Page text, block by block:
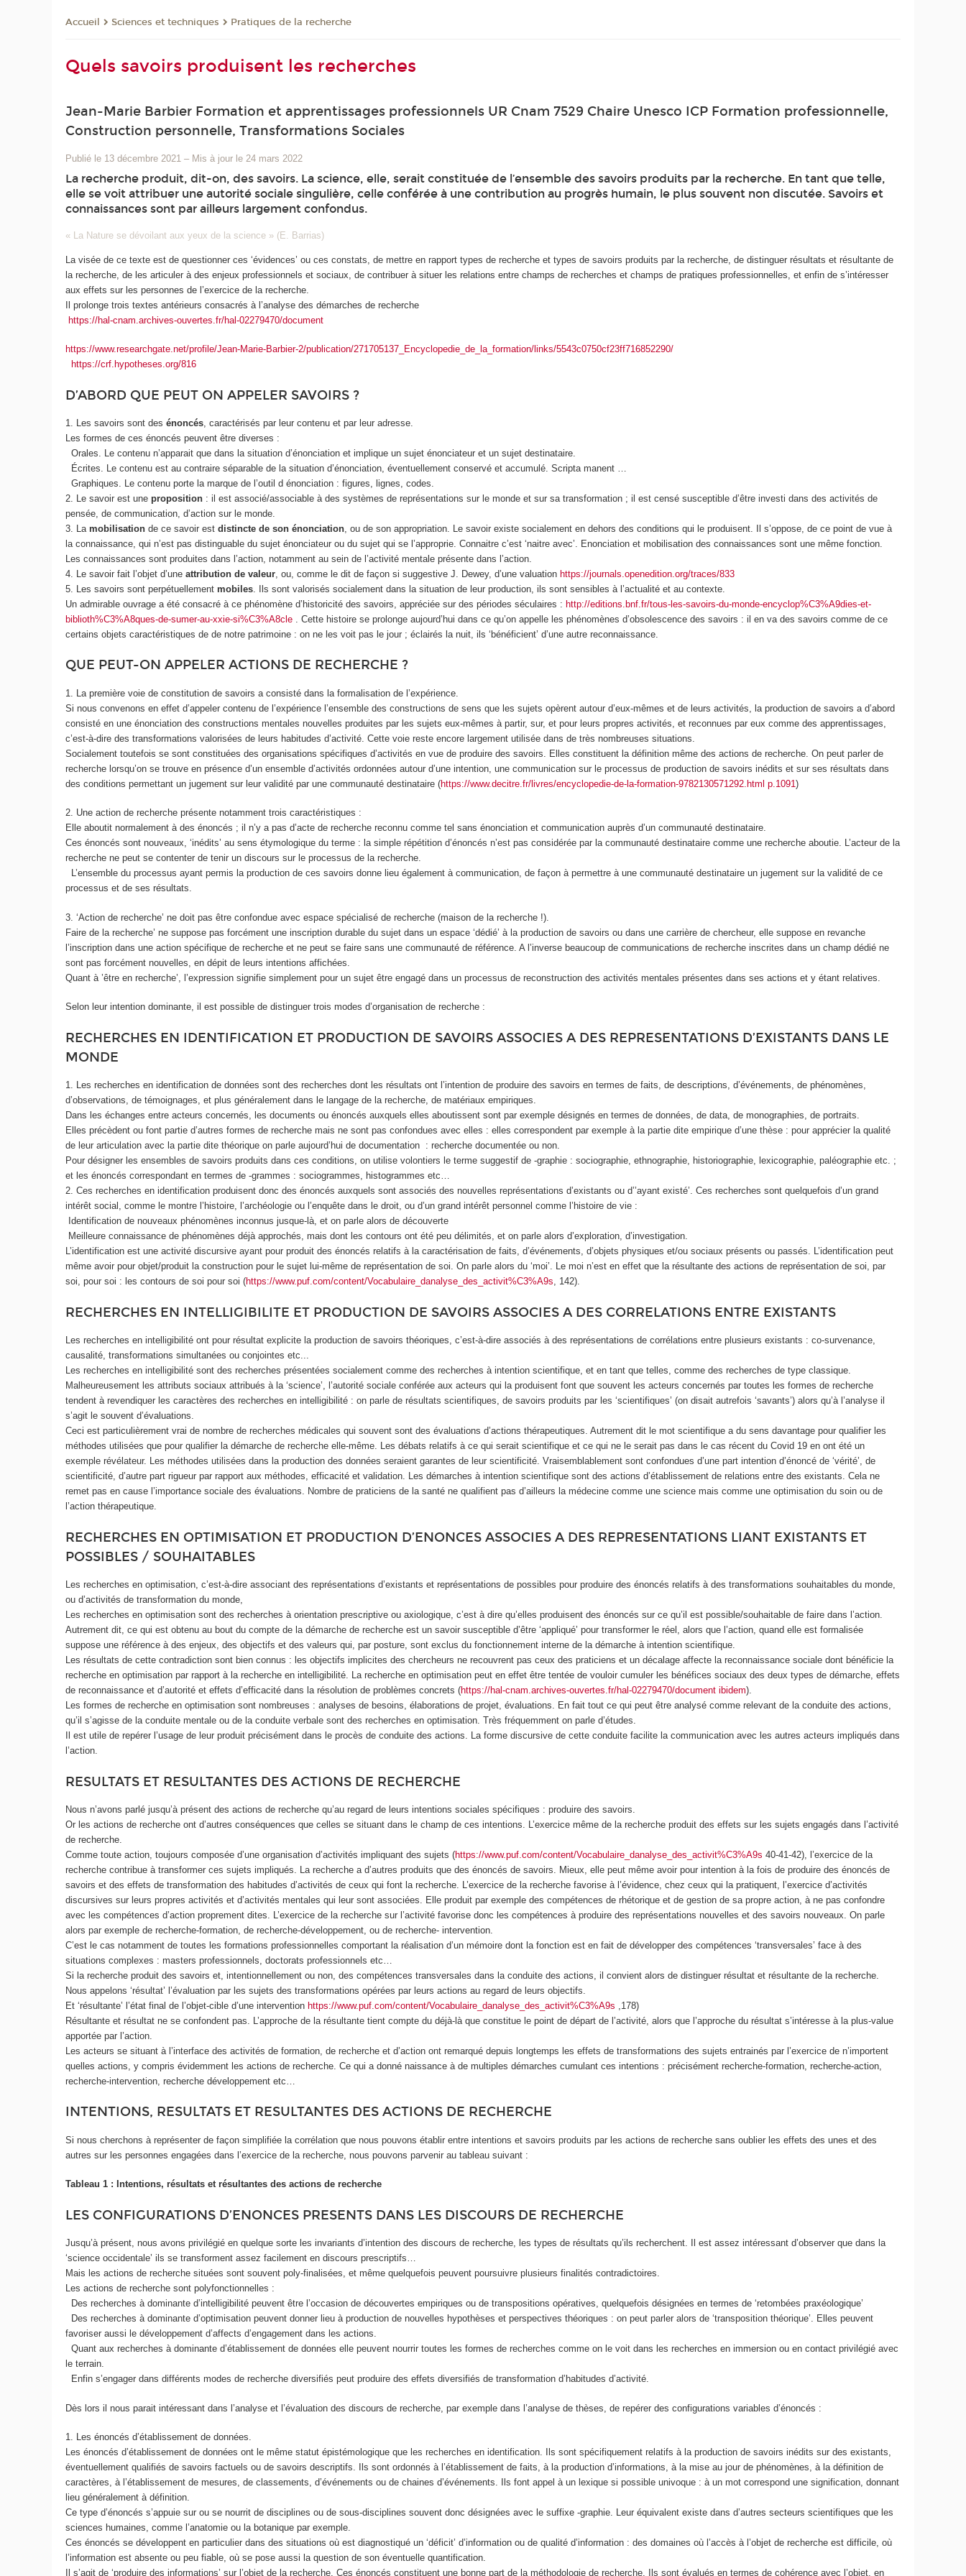
Accueil Sciences et techniques Pratiques de la recherche
Quels savoirs produisent les recherches
Jean-Marie Barbier Formation et apprentissages professionnels UR Cnam 7529 Chaire Unesco ICP Formation professionnelle,
Construction personnelle, Transformations Sociales
Publié le 13 décembre 2021 – Mis à jour le 24 mars 2022
La recherche produit, dit-on, des savoirs. La science, elle, serait constituée de l’ensemble des savoirs produits par la recherche. En tant que telle,
elle se voit attribuer une autorité sociale singulière, celle conférée à une contribution au progrès humain, le plus souvent non discutée. Savoirs et
connaissances sont par ailleurs largement confondus.
« La Nature se dévoilant aux yeux de la science » (E. Barrias)
La visée de ce texte est de questionner ces ‘évidences’ ou ces constats, de mettre en rapport types de recherche et types de savoirs produits par la recherche, de distinguer résultats et résultante de
la recherche, de les articuler à des enjeux professionnels et sociaux, de contribuer à situer les relations entre champs de recherches et champs de pratiques professionnelles, et enfin de s’intéresser
aux effets sur les personnes de l’exercice de la recherche.
Il prolonge trois textes antérieurs consacrés à l’analyse des démarches de recherche
https://hal-cnam.archives-ouvertes.fr/hal-02279470/document
https://www.researchgate.net/profile/Jean-Marie-Barbier-2/publication/271705137_Encyclopedie_de_la_formation/links/5543c0750cf23ff716852290/
https://crf.hypotheses.org/816
D’ABORD QUE PEUT ON APPELER SAVOIRS ?
1. Les savoirs sont desénoncés , caractérisés par leur contenu et par leur adresse.
Les formes de ces énoncés peuvent être diverses :
Orales. Le contenu n’apparait que dans la situation d’énonciation et implique un sujet énonciateur et un sujet destinataire.
Écrites. Le contenu est au contraire séparable de la situation d’énonciation, éventuellement conservé et accumulé. Scripta manent …
Graphiques. Le contenu porte la marque de l’outil d énonciation : figures, lignes, codes.
2. Le savoir est une proposition : il est associé/associable à des systèmes de représentations sur le monde et sur sa transformation ; il est censé susceptible d’être investi dans des activités de
pensée, de communication, d’action sur le monde.
3. Lamobilisation de ce savoir estdistincte de son énonciation , ou de son appropriation. Le savoir existe socialement en dehors des conditions qui le produisent. Il s’oppose, de ce point de vue à
la connaissance, qui n’est pas distinguable du sujet énonciateur ou du sujet qui se l’approprie. Connaitre c’est ‘naitre avec’. Enonciation et mobilisation des connaissances sont une même fonction.
Les connaissances sont produites dans l’action, notamment au sein de l’activité mentale présente dans l’action.
4. Le savoir fait l’objet d’uneattribution de valeur , ou, comme le dit de façon si suggestive J. Dewey, d’une valuation https://journals.openedition.org/traces/833
5. Les savoirs sont perpétuellementmobiles . Ils sont valorisés socialement dans la situation de leur production, ils sont sensibles à l’actualité et au contexte.
Un admirable ouvrage a été consacré à ce phénomène d’historicité des savoirs, appréciée sur des périodes séculaires : http://editions.bnf.fr/tous-les-savoirs-du-monde-encyclop%C3%A9dies-et-
biblioth%C3%A8ques-de-sumer-au-xxie-si%C3%A8cle . Cette histoire se prolonge aujourd’hui dans ce qu’on appelle les phénomènes d’obsolescence des savoirs : il en va des savoirs comme de ce
certains objets caractéristiques de de notre patrimoine : on ne les voit pas le jour ; éclairés la nuit, ils ‘bénéficient’ d’une autre reconnaissance.
QUE PEUT-ON APPELER ACTIONS DE RECHERCHE ?
1. La première voie de constitution de savoirs a consisté dans la formalisation de l’expérience.
Si nous convenons en effet d’appeler contenu de l’expérience l’ensemble des constructions de sens que les sujets opèrent autour d’eux-mêmes et de leurs activités, la production de savoirs a d’abord
consisté en une énonciation des constructions mentales nouvelles produites par les sujets eux-mêmes à partir, sur, et pour leurs propres activités, et reconnues par eux comme des apprentissages,
c’est-à-dire des transformations valorisées de leurs habitudes d’activité. Cette voie reste encore largement utilisée dans de très nombreuses situations.
Socialement toutefois se sont constituées des organisations spécifiques d’activités en vue de produire des savoirs. Elles constituent la définition même des actions de recherche. On peut parler de
recherche lorsqu’on se trouve en présence d’un ensemble d’activités ordonnées autour d’une intention, une communication sur le processus de production de savoirs inédits et sur ses résultats dans
des conditions permettant un jugement sur leur validité par une communauté destinataire (https://www.decitre.fr/livres/encyclopedie-de-la-formation-9782130571292.html p.1091)
2. Une action de recherche présente notamment trois caractéristiques :
Elle aboutit normalement à des énoncés ; il n’y a pas d’acte de recherche reconnu comme tel sans énonciation et communication auprès d’un communauté destinataire.
Ces énoncés sont nouveaux, ‘inédits’ au sens étymologique du terme : la simple répétition d’énoncés n’est pas considérée par la communauté destinataire comme une recherche aboutie. L’acteur de la
recherche ne peut se contenter de tenir un discours sur le processus de la recherche.
L’ensemble du processus ayant permis la production de ces savoirs donne lieu également à communication, de façon à permettre à une communauté destinataire un jugement sur la validité de ce
processus et de ses résultats.
3. ‘Action de recherche’ ne doit pas être confondue avec espace spécialisé de recherche (maison de la recherche !).
Faire de la recherche’ ne suppose pas forcément une inscription durable du sujet dans un espace ‘dédié’ à la production de savoirs ou dans une carrière de chercheur, elle suppose en revanche
l’inscription dans une action spécifique de recherche et ne peut se faire sans une communauté de référence. A l’inverse beaucoup de communications de recherche inscrites dans un champ dédié ne
sont pas forcément nouvelles, en dépit de leurs intentions affichées.
Quant à ’être en recherche’, l’expression signifie simplement pour un sujet être engagé dans un processus de reconstruction des activités mentales présentes dans ses actions et y étant relatives.
Selon leur intention dominante, il est possible de distinguer trois modes d’organisation de recherche :
RECHERCHES EN IDENTIFICATION ET PRODUCTION DE SAVOIRS ASSOCIES A DES REPRESENTATIONS D’EXISTANTS DANS LE
MONDE
1. Les recherches en identification de données sont des recherches dont les résultats ont l’intention de produire des savoirs en termes de faits, de descriptions, d’événements, de phénomènes,
d’observations, de témoignages, et plus généralement dans le langage de la recherche, de matériaux empiriques.
Dans les échanges entre acteurs concernés, les documents ou énoncés auxquels elles aboutissent sont par exemple désignés en termes de données, de data, de monographies, de portraits.
Elles précèdent ou font partie d’autres formes de recherche mais ne sont pas confondues avec elles : elles correspondent par exemple à la partie dite empirique d’une thèse : pour apprécier la qualité
de leur articulation avec la partie dite théorique on parle aujourd’hui de documentation : recherche documentée ou non.
Pour désigner les ensembles de savoirs produits dans ces conditions, on utilise volontiers le terme suggestif de -graphie : sociographie, ethnographie, historiographie, lexicographie, paléographie etc. ;
et les énoncés correspondant en termes de -grammes : sociogrammes, histogrammes etc…
2. Ces recherches en identification produisent donc des énoncés auxquels sont associés des nouvelles représentations d’existants ou d’’ayant existé’. Ces recherches sont quelquefois d’un grand
intérêt social, comme le montre l’histoire, l’archéologie ou l’enquête dans le droit, ou d’un grand intérêt personnel comme l’histoire de vie :
Identification de nouveaux phénomènes inconnus jusque-là, et on parle alors de découverte
Meilleure connaissance de phénomènes déjà approchés, mais dont les contours ont été peu délimités, et on parle alors d’exploration, d’investigation.
L’identification est une activité discursive ayant pour produit des énoncés relatifs à la caractérisation de faits, d’événements, d’objets physiques et/ou sociaux présents ou passés. L’identification peut
même avoir pour objet/produit la construction pour le sujet lui-même de représentation de soi. On parle alors du ‘moi’. Le moi n’est en effet que la résultante des actions de représentation de soi, par
soi, pour soi : les contours de soi pour soi (https://www.puf.com/content/Vocabulaire_danalyse_des_activit%C3%A9s, 142).
RECHERCHES EN INTELLIGIBILITE ET PRODUCTION DE SAVOIRS ASSOCIES A DES CORRELATIONS ENTRE EXISTANTS
Les recherches en intelligibilité ont pour résultat explicite la production de savoirs théoriques, c’est-à-dire associés à des représentations de corrélations entre plusieurs existants : co-survenance,
causalité, transformations simultanées ou conjointes etc...
Les recherches en intelligibilité sont des recherches présentées socialement comme des recherches à intention scientifique, et en tant que telles, comme des recherches de type classique.
Malheureusement les attributs sociaux attribués à la ‘science’, l’autorité sociale conférée aux acteurs qui la produisent font que souvent les acteurs concernés par toutes les formes de recherche
tendent à revendiquer les caractères des recherches en intelligibilité : on parle de résultats scientifiques, de savoirs produits par les ‘scientifiques’ (on disait autrefois ‘savants’) alors qu’à l’analyse il
s’agit le souvent d’évaluations.
Ceci est particulièrement vrai de nombre de recherches médicales qui souvent sont des évaluations d’actions thérapeutiques. Autrement dit le mot scientifique a du sens davantage pour qualifier les
méthodes utilisées que pour qualifier la démarche de recherche elle-même. Les débats relatifs à ce qui serait scientifique et ce qui ne le serait pas dans le cas récent du Covid 19 en ont été un
exemple révélateur. Les méthodes utilisées dans la production des données seraient garantes de leur scientificité. Vraisemblablement sont confondues d’une part intention d’énoncé de ‘vérité’, de
scientificité, d’autre part rigueur par rapport aux méthodes, efficacité et validation. Les démarches à intention scientifique sont des actions d’établissement de relations entre des existants. Cela ne
remet pas en cause l’importance sociale des évaluations. Nombre de praticiens de la santé ne qualifient pas d’ailleurs la médecine comme une science mais comme une optimisation du soin ou de
l’action thérapeutique.
RECHERCHES EN OPTIMISATION ET PRODUCTION D’ENONCES ASSOCIES A DES REPRESENTATIONS LIANT EXISTANTS ET
POSSIBLES / SOUHAITABLES
Les recherches en optimisation, c’est-à-dire associant des représentations d’existants et représentations de possibles pour produire des énoncés relatifs à des transformations souhaitables du monde,
ou d’activités de transformation du monde,
Les recherches en optimisation sont des recherches à orientation prescriptive ou axiologique, c’est à dire qu’elles produisent des énoncés sur ce qu’il est possible/souhaitable de faire dans l’action.
Autrement dit, ce qui est obtenu au bout du compte de la démarche de recherche est un savoir susceptible d’être ‘appliqué’ pour transformer le réel, alors que l’action, quand elle est formalisée
suppose une référence à des enjeux, des objectifs et des valeurs qui, par posture, sont exclus du fonctionnement interne de la démarche à intention scientifique.
Les résultats de cette contradiction sont bien connus : les objectifs implicites des chercheurs ne recouvrent pas ceux des praticiens et un décalage affecte la reconnaissance sociale dont bénéficie la
recherche en optimisation par rapport à la recherche en intelligibilité. La recherche en optimisation peut en effet être tentée de vouloir cumuler les bénéfices sociaux des deux types de démarche, effets
de reconnaissance et d’autorité et effets d’efficacité dans la résolution de problèmes concrets (https://hal-cnam.archives-ouvertes.fr/hal-02279470/document ibidem).
Les formes de recherche en optimisation sont nombreuses : analyses de besoins, élaborations de projet, évaluations. En fait tout ce qui peut être analysé comme relevant de la conduite des actions,
qu’il s’agisse de la conduite mentale ou de la conduite verbale sont des recherches en optimisation. Très fréquemment on parle d’études.
Il est utile de repérer l’usage de leur produit précisément dans le procès de conduite des actions. La forme discursive de cette conduite facilite la communication avec les autres acteurs impliqués dans
l’action.
RESULTATS ET RESULTANTES DES ACTIONS DE RECHERCHE
Nous n’avons parlé jusqu’à présent des actions de recherche qu’au regard de leurs intentions sociales spécifiques : produire des savoirs.
Or les actions de recherche ont d’autres conséquences que celles se situant dans le champ de ces intentions. L’exercice même de la recherche produit des effets sur les sujets engagés dans l’activité
de recherche.
Comme toute action, toujours composée d’une organisation d’activités impliquant des sujets (https://www.puf.com/content/Vocabulaire_danalyse_des_activit%C3%A9s 40-41-42), l’exercice de la
recherche contribue à transformer ces sujets impliqués. La recherche a d’autres produits que des énoncés de savoirs. Mieux, elle peut même avoir pour intention à la fois de produire des énoncés de
savoirs et des effets de transformation des habitudes d’activités de ceux qui font la recherche. L’exercice de la recherche favorise à l’évidence, chez ceux qui la pratiquent, l’exercice d’activités
discursives sur leurs propres activités et d’activités mentales qui leur sont associées. Elle produit par exemple des compétences de rhétorique et de gestion de sa propre action, à ne pas confondre
avec les compétences d’action proprement dites. L’exercice de la recherche sur l’activité favorise donc les compétences à produire des représentations nouvelles et des savoirs nouveaux. On parle
alors par exemple de recherche-formation, de recherche-développement, ou de recherche- intervention.
C’est le cas notamment de toutes les formations professionnelles comportant la réalisation d’un mémoire dont la fonction est en fait de développer des compétences ‘transversales’ face à des
situations complexes : masters professionnels, doctorats professionnels etc…
Si la recherche produit des savoirs et, intentionnellement ou non, des compétences transversales dans la conduite des actions, il convient alors de distinguer résultat et résultante de la recherche.
Nous appelons ‘résultat’ l’évaluation par les sujets des transformations opérées par leurs actions au regard de leurs objectifs.
Et ‘résultante’ l’état final de l’objet-cible d’une intervention https://www.puf.com/content/Vocabulaire_danalyse_des_activit%C3%A9s ,178)
Résultante et résultat ne se confondent pas. L’approche de la résultante tient compte du déjà-là que constitue le point de départ de l’activité, alors que l’approche du résultat s’intéresse à la plus-value
apportée par l’action.
Les acteurs se situant à l’interface des activités de formation, de recherche et d’action ont remarqué depuis longtemps les effets de transformations des sujets entrainés par l’exercice de n’importent
quelles actions, y compris évidemment les actions de recherche. Ce qui a donné naissance à de multiples démarches cumulant ces intentions : précisément recherche-formation, recherche-action,
recherche-intervention, recherche développement etc…
INTENTIONS, RESULTATS ET RESULTANTES DES ACTIONS DE RECHERCHE
Si nous cherchons à représenter de façon simplifiée la corrélation que nous pouvons établir entre intentions et savoirs produits par les actions de recherche sans oublier les effets des unes et des
autres sur les personnes engagées dans l’exercice de la recherche, nous pouvons parvenir au tableau suivant :
Tableau 1 : Intentions, résultats et résultantes des actions de recherche
LES CONFIGURATIONS D’ENONCES PRESENTS DANS LES DISCOURS DE RECHERCHE
Jusqu’à présent, nous avons privilégié en quelque sorte les invariants d’intention des discours de recherche, les types de résultats qu’ils recherchent. Il est assez intéressant d’observer que dans la
‘science occidentale’ ils se transforment assez facilement en discours prescriptifs…
Mais les actions de recherche situées sont souvent poly-finalisées, et même quelquefois peuvent poursuivre plusieurs finalités contradictoires.
Les actions de recherche sont polyfonctionnelles :
Des recherches à dominante d’intelligibilité peuvent être l’occasion de découvertes empiriques ou de transpositions opératives, quelquefois désignées en termes de ‘retombées praxéologique’
Des recherches à dominante d’optimisation peuvent donner lieu à production de nouvelles hypothèses et perspectives théoriques : on peut parler alors de ‘transposition théorique’. Elles peuvent
favoriser aussi le développement d’affects d’engagement dans les actions.
Quant aux recherches à dominante d’établissement de données elle peuvent nourrir toutes les formes de recherches comme on le voit dans les recherches en immersion ou en contact privilégié avec
le terrain.
Enfin s’engager dans différents modes de recherche diversifiés peut produire des effets diversifiés de transformation d’habitudes d’activité.
Dès lors il nous parait intéressant dans l’analyse et l’évaluation des discours de recherche, par exemple dans l’analyse de thèses, de repérer des configurations variables d’énoncés :
1. Les énoncés d’établissement de données.
Les énoncés d’établissement de données ont le même statut épistémologique que les recherches en identification. Ils sont spécifiquement relatifs à la production de savoirs inédits sur des existants,
éventuellement qualifiés de savoirs factuels ou de savoirs descriptifs. Ils sont ordonnés à l’établissement de faits, à la production d’informations, à la mise au jour de phénomènes, à la définition de
caractères, à l’établissement de mesures, de classements, d’événements ou de chaines d’événements. Ils font appel à un lexique si possible univoque : à un mot correspond une signification, donnant
lieu généralement à définition.
Ce type d’énoncés s’appuie sur ou se nourrit de disciplines ou de sous-disciplines souvent donc désignées avec le suffixe -graphie. Leur équivalent existe dans d’autres secteurs scientifiques que les
sciences humaines, comme l’anatomie ou la botanique par exemple.
Ces énoncés se développent en particulier dans des situations où est diagnostiqué un ‘déficit’ d’information ou de qualité d’information : des domaines où l’accès à l’objet de recherche est difficile, où
l’information est absente ou peu fiable, où se pose aussi la question de son éventuelle quantification.
Il s’agit de ‘produire des informations’ sur l’objet de la recherche. Ces énoncés constituent une bonne part de la méthodologie de recherche. Ils sont évalués en termes de cohérence avec l’objet, en